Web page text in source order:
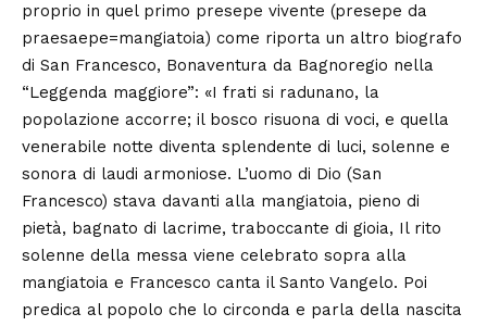
proprio in quel primo presepe vivente (presepe da
praesaepe=mangiatoia) come riporta un altro biografo
di San Francesco, Bonaventura da Bagnoregio nella
“Leggenda maggiore”: «I frati si radunano, la
popolazione accorre; il bosco risuona di voci, e quella
venerabile notte diventa splendente di luci, solenne e
sonora di laudi armoniose. L’uomo di Dio (San
Francesco) stava davanti alla mangiatoia, pieno di
pietà, bagnato di lacrime, traboccante di gioia, Il rito
solenne della messa viene celebrato sopra alla
mangiatoia e Francesco canta il Santo Vangelo. Poi
predica al popolo che lo circonda e parla della nascita